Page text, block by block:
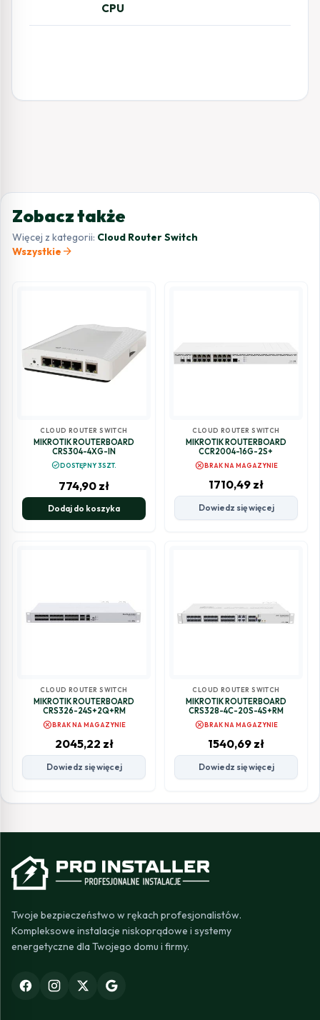
CPU
Zobacz także
Więcej z kategorii: Cloud Router Switch
Wszystkie arrow_forward
CLOUD ROUTER SWITCH
MIKROTIK ROUTERBOARD
CRS304-4XG-IN
check_circleDOSTĘPNY 3SZT.
774,90 zł
Dodaj do koszyka
CLOUD ROUTER SWITCH
MIKROTIK ROUTERBOARD
CCR2004-16G-2S+
cancelBRAK NA MAGAZYNIE
1710,49 zł
Dowiedz się więcej
CLOUD ROUTER SWITCH
MIKROTIK ROUTERBOARD
CRS326-24S+2Q+RM
cancelBRAK NA MAGAZYNIE
2045,22 zł
Dowiedz się więcej
CLOUD ROUTER SWITCH
MIKROTIK ROUTERBOARD
CRS328-4C-20S-4S+RM
cancelBRAK NA MAGAZYNIE
1540,69 zł
Dowiedz się więcej
Twoje bezpieczeństwo w rękach profesjonalistów.
Kompleksowe instalacje niskoprądowe i systemy
energetyczne dla Twojego domu i firmy.